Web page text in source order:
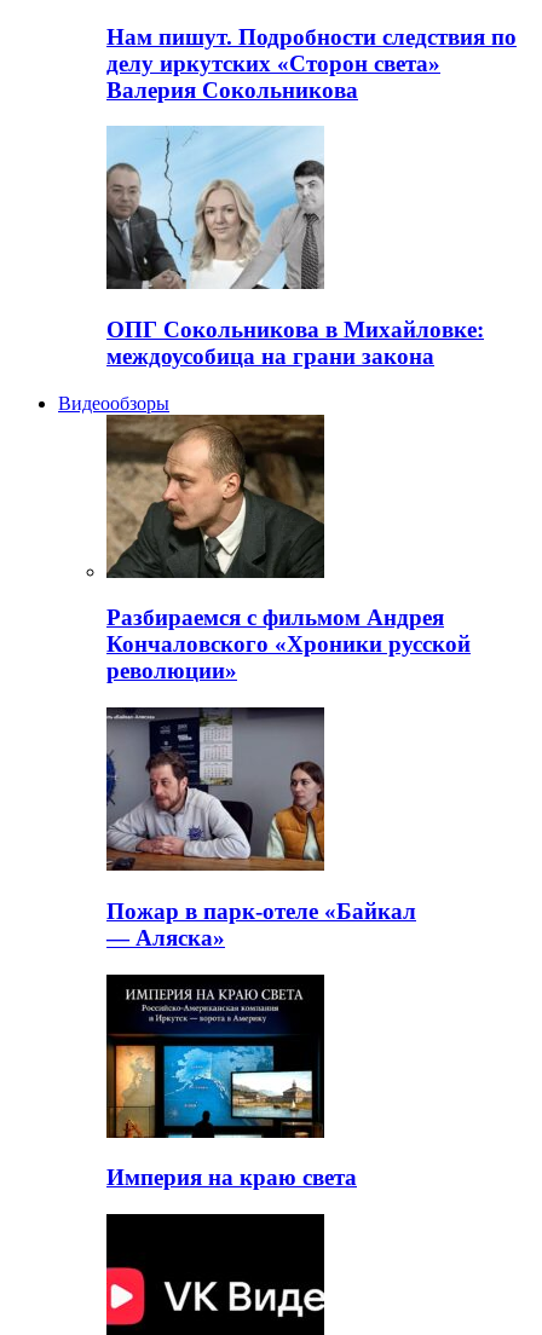
Нам пишут. Подробности следствия по
делу иркутских «Сторон света»
Валерия Сокольникова
ОПГ Сокольникова в Михайловке:
междоусобица на грани закона
Видеообзоры
Разбираемся с фильмом Андрея
Кончаловского «Хроники русской
революции»
Пожар в парк-отеле «Байкал
— Аляска»
Империя на краю света